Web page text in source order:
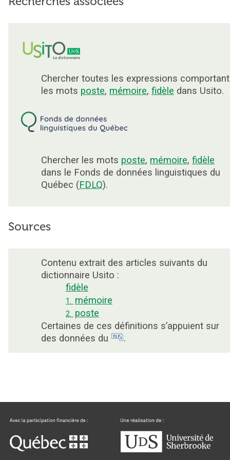
Chercher toutes les expressions comportant
les mots poste, mémoire, fidèle dans Usito.
Chercher les mots poste, mémoire, fidèle
dans le Fonds de données linguistiques du
Québec (FDLQ).
Sources
Contenu extrait des articles suivants du
dictionnaire Usito :
fidèle
1. mémoire
2. poste
Certaines de ces définitions s’appuient sur
des données du
.